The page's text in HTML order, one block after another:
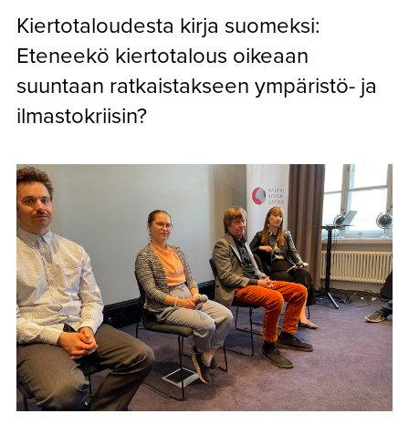
kieli:
ARTIKKELIT
KIRJAUTUMINEN
TILAUSASIAT
MEDIATIEDOT
TIETOA
LEHDESTÄ
TAPAHTUMAT
YHTEYSTIEDOT
Kiertotaloudesta kirja suomeksi:
Eteneekö kiertotalous oikeaan
suuntaan ratkaistakseen ympäristö- ja
ilmastokriisin?